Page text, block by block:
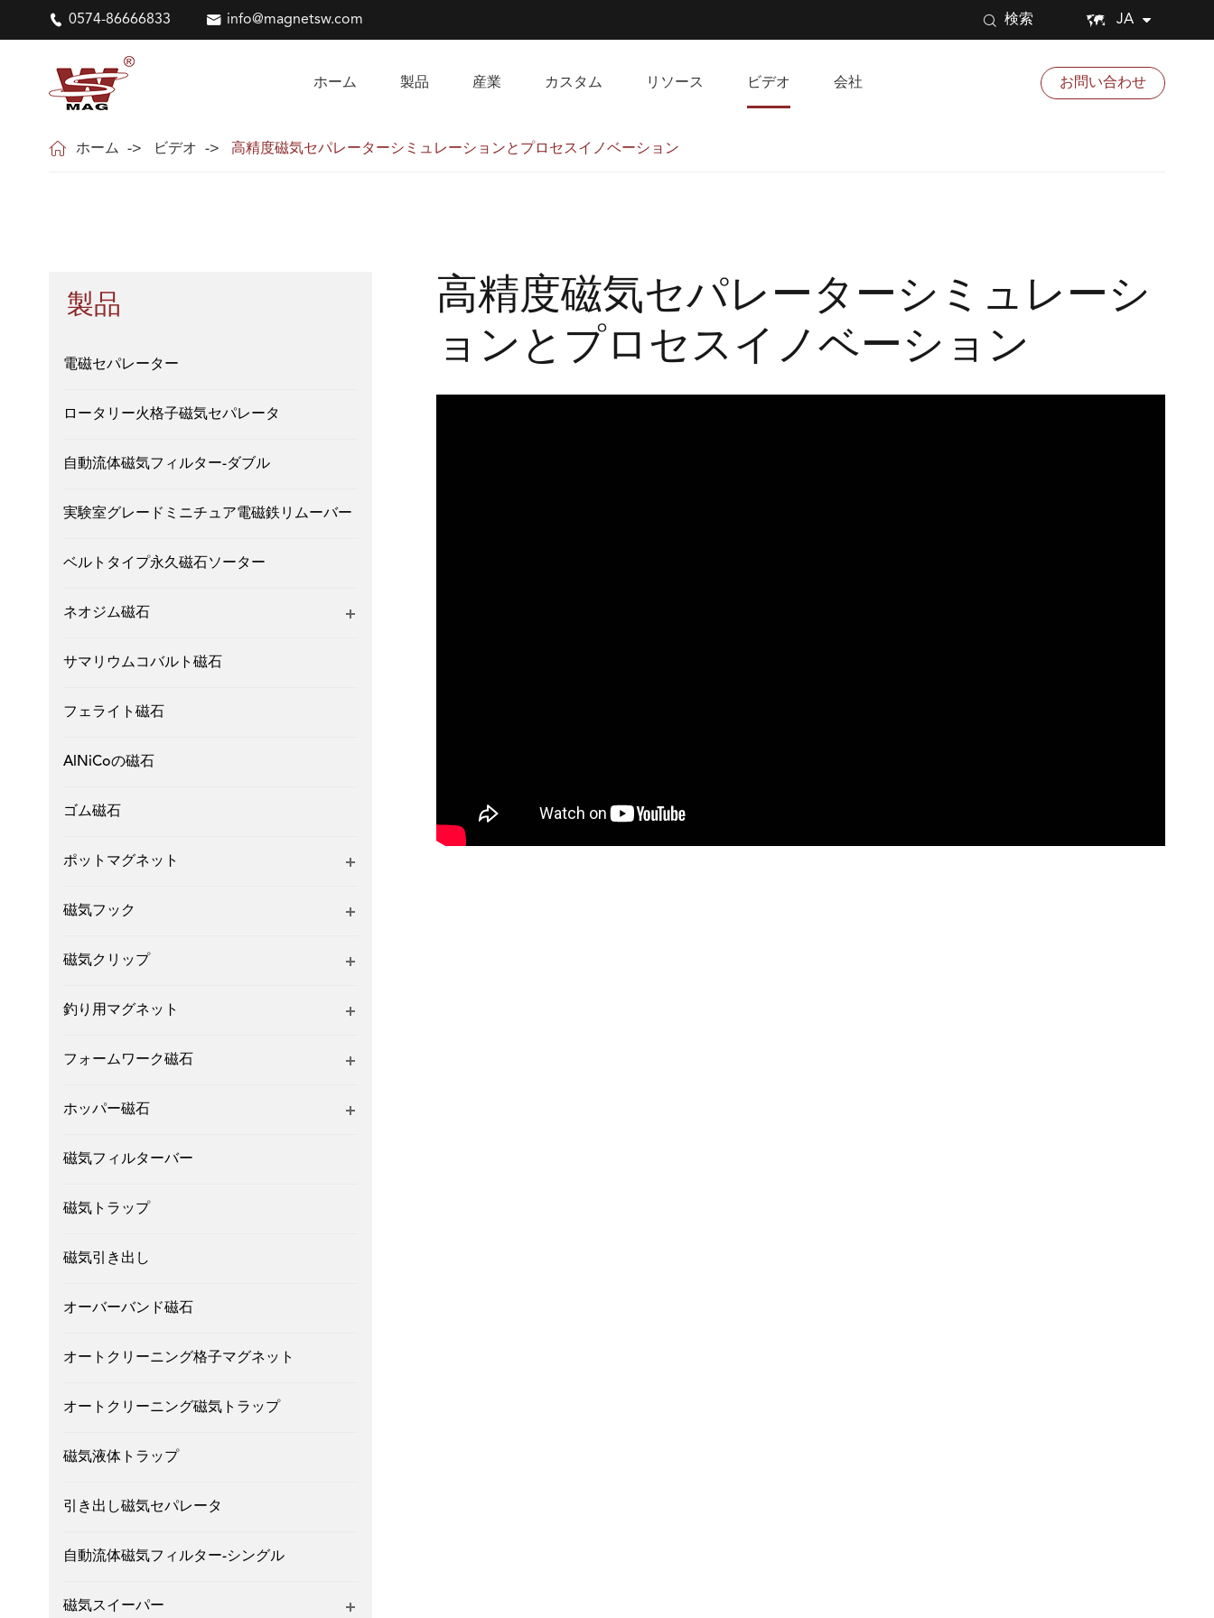
 0574-86666833  info@magnetsw.com  検索  JA
ホーム 製品 産業 カスタム リソース ビデオ 会社 お問い合わせ
 ホーム ビデオ 高精度磁気セパレーターシミュレーションとプロセスイノベーション
製品
電磁セパレーター
ロータリー火格子磁気セパレータ
自動流体磁気フィルター-ダブル
実験室グレードミニチュア電磁鉄リムーバー
ベルトタイプ永久磁石ソーター
ネオジム磁石
サマリウムコバルト磁石
フェライト磁石
AlNiCoの磁石
ゴム磁石
ポットマグネット
磁気フック
磁気クリップ
釣り用マグネット
フォームワーク磁石
ホッパー磁石
磁気フィルターバー
磁気トラップ
磁気引き出し
オーバーバンド磁石
オートクリーニング格子マグネット
オートクリーニング磁気トラップ
磁気液体トラップ
引き出し磁気セパレータ
自動流体磁気フィルター-シングル
磁気スイーパー
高精度磁気セパレーターシミュレーシ
ョンとプロセスイノベーション